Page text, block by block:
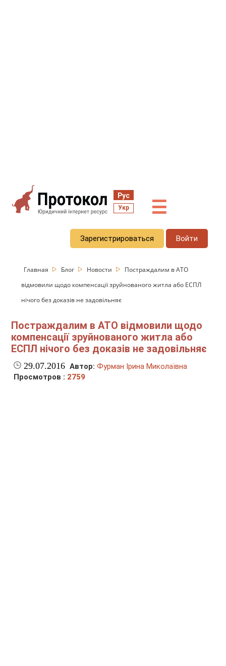
Рус
Укр ☰
Зарегистрироваться Войти
Главная Блог Новости
Постраждалим в АТО
відмовили щодо компенсації зруйнованого житла або ЕСПЛ
нічого без доказів не задовільняє
Постраждалим в АТО відмовили щодо
компенсації зруйнованого житла або
ЕСПЛ нічого без доказів не задовільняє
29.07.2016 Автор: Фурман Ірина Миколаївна
Просмотров : 2759